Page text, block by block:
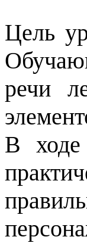
Цель
речи
В ходе